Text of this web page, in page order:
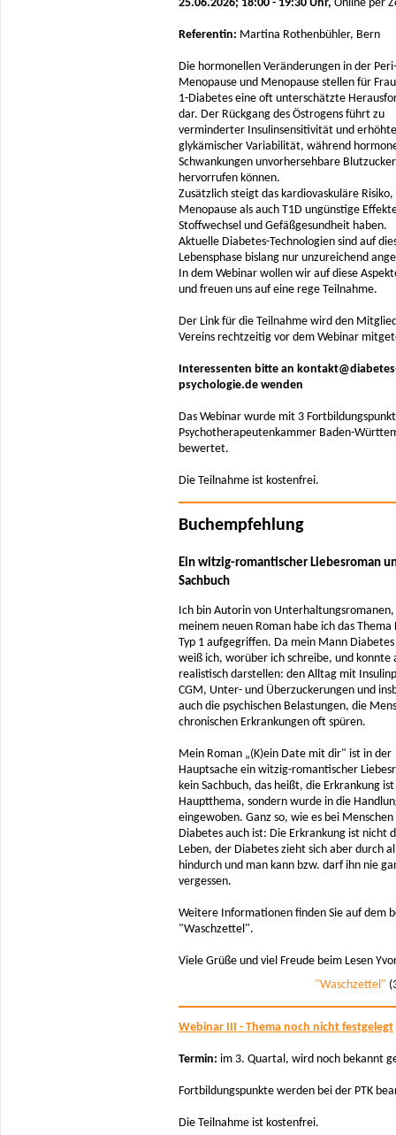
25.06.2026; 18:00 - 19:30 Uhr, Online per
Referentin: Martina Rothenbühler, Bern
Die hormonellen Veränderungen in der Peri-
Menopause und Menopause stellen für
1-Diabetes eine oft unterschätzte
dar. Der Rückgang des Östrogens führt zu
verminderter Insulinsensitivität und
glykämischer Variabilität, während
Schwankungen unvorhersehbare
hervorrufen können.
Zusätzlich steigt das kardiovaskuläre
Menopause als auch T1D ungünstige
Stoffwechsel und Gefäßgesundheit haben.
Aktuelle Diabetes-Technologien sind auf
Lebensphase bislang nur unzureichend
In dem Webinar wollen wir auf diese
und freuen uns auf eine rege Teilnahme.
Der Link für die Teilnahme wird den
Vereins rechtzeitig vor dem Webinar
Interessenten bitte an
psychologie.de wenden
Das Webinar wurde mit 3
Psychotherapeutenkammer Baden-
bewertet.
Die Teilnahme ist kostenfrei.
Buchempfehlung
Ein witzig-romantischer Liebesroman
Sachbuch
Ich bin Autorin von Unterhaltungsromanen,
meinem neuen Roman habe ich das Thema
Typ 1 aufgegriffen. Da mein Mann
weiß ich, worüber ich schreibe, und konnte
realistisch darstellen: den Alltag mit
CGM, Unter- und Überzuckerungen und
auch die psychischen Belastungen, die
chronischen Erkrankungen oft spüren.
Mein Roman „(K)ein Date mit dir" ist in der
Hauptsache ein witzig-romantischer
kein Sachbuch, das heißt, die Erkrankung
Hauptthema, sondern wurde in die
eingewoben. Ganz so, wie es bei
Diabetes auch ist: Die Erkrankung ist nicht
Leben, der Diabetes zieht sich aber durch
hindurch und man kann bzw. darf ihn nie
vergessen.
Weitere Informationen finden Sie auf dem
"Waschzettel".
Viele Grüße und viel Freude beim Lesen
"Waschzettel"
Webinar III - Thema noch nicht festgelegt
Termin: im 3. Quartal, wird noch bekannt
Fortbildungspunkte werden bei der PTK
Die Teilnahme ist kostenfrei.